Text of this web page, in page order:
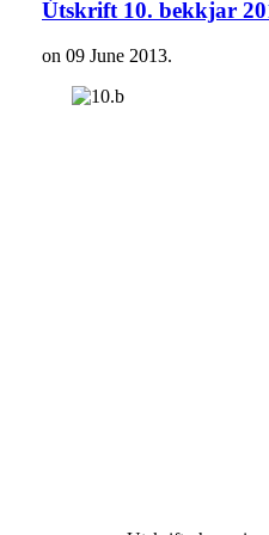
Útskrift 10. bekkjar
on 09 June 2013.